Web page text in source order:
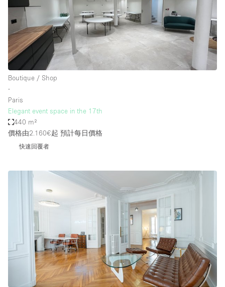
Boutique / Shop
∙
Paris
Elegant event space in the 17th
440 m²
價格由2.160€起 預計每日價格
快速回覆者